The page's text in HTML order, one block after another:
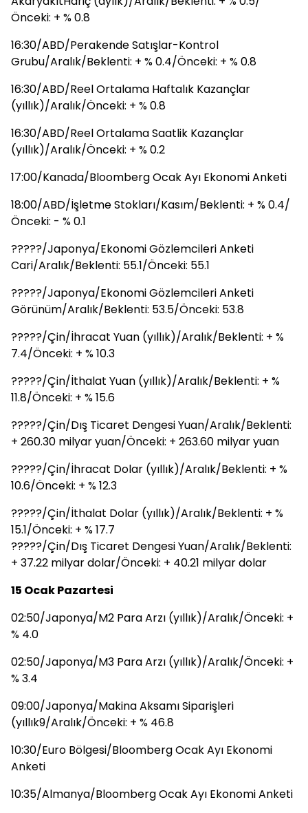
Önceki: + % 0.8
16:30/ABD/Perakende Satışlar-Kontrol
Grubu/Aralık/Beklenti: + % 0.4/Önceki: + % 0.8
16:30/ABD/Reel Ortalama Haftalık Kazançlar
(yıllık)/Aralık/Önceki: + % 0.8
16:30/ABD/Reel Ortalama Saatlik Kazançlar
(yıllık)/Aralık/Önceki: + % 0.2
17:00/Kanada/Bloomberg Ocak Ayı Ekonomi Anketi
18:00/ABD/İşletme Stokları/Kasım/Beklenti: + % 0.4/
Önceki: - % 0.1
?????/Japonya/Ekonomi Gözlemcileri Anketi
Cari/Aralık/Beklenti: 55.1/Önceki: 55.1
?????/Japonya/Ekonomi Gözlemcileri Anketi
Görünüm/Aralık/Beklenti: 53.5/Önceki: 53.8
?????/Çin/İhracat Yuan (yıllık)/Aralık/Beklenti: + %
7.4/Önceki: + % 10.3
?????/Çin/İthalat Yuan (yıllık)/Aralık/Beklenti: + %
11.8/Önceki: + % 15.6
?????/Çin/Dış Ticaret Dengesi Yuan/Aralık/Beklenti:
+ 260.30 milyar yuan/Önceki: + 263.60 milyar yuan
?????/Çin/İhracat Dolar (yıllık)/Aralık/Beklenti: + %
10.6/Önceki: + % 12.3
?????/Çin/İthalat Dolar (yıllık)/Aralık/Beklenti: + %
15.1/Önceki: + % 17.7
?????/Çin/Dış Ticaret Dengesi Yuan/Aralık/Beklenti:
+ 37.22 milyar dolar/Önceki: + 40.21 milyar dolar
15 Ocak Pazartesi
02:50/Japonya/M2 Para Arzı (yıllık)/Aralık/Önceki: +
% 4.0
02:50/Japonya/M3 Para Arzı (yıllık)/Aralık/Önceki: +
% 3.4
09:00/Japonya/Makina Aksamı Siparişleri
(yıllık9/Aralık/Önceki: + % 46.8
10:30/Euro Bölgesi/Bloomberg Ocak Ayı Ekonomi
Anketi
10:35/Almanya/Bloomberg Ocak Ayı Ekonomi Anketi